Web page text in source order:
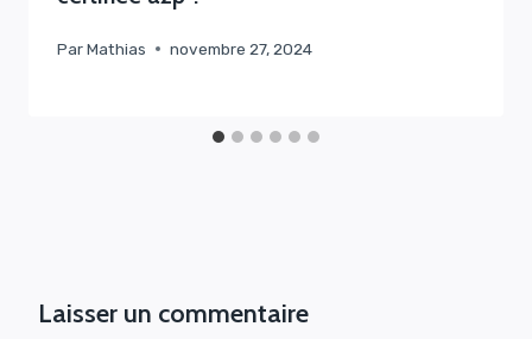
ParMathias novembre 27, 2024
Laisser un commentaire